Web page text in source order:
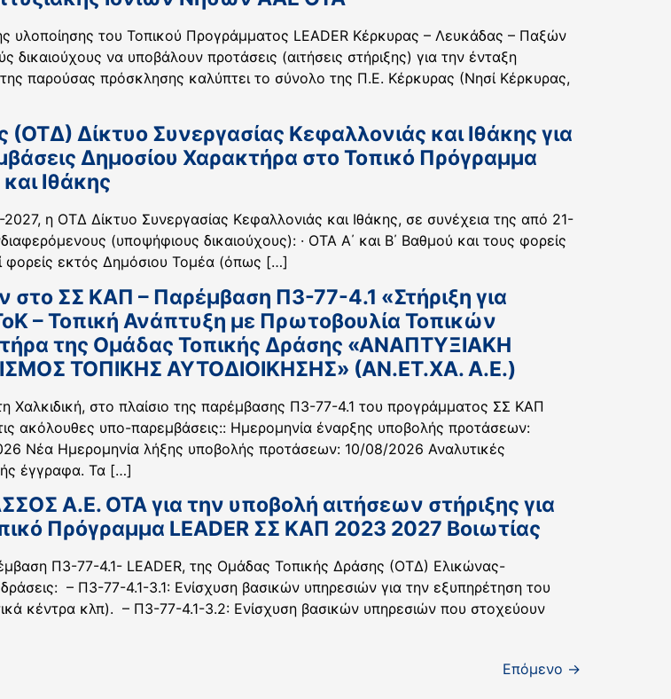
υλοποίησης του Τοπικού Προγράμματος LEADER Κέρκυρας – Λευκάδας – Παξών
να υποβάλουν προτάσεις (αιτήσεις στήριξης) για την ένταξη
παρούσας πρόσκλησης καλύπτει το σύνολο της Π.Ε. Κέρκυρας (Νησί Κέρκυρας,
Δίκτυο Συνεργασίας Κεφαλλονιάς και Ιθάκης για
Δημοσίου Χαρακτήρα στο Τοπικό Πρόγραμμα
Ιθάκης
η ΟΤΔ Δίκτυο Συνεργασίας Κεφαλλονιάς και Ιθάκης, σε συνέχεια της από 21-
(υποψήφιους δικαιούχους): · ΟΤΑ Α΄ και Β΄ Βαθμού και τους φορείς
φορείς εκτός Δημόσιου Τομέα (όπως […]
ΣΣ ΚΑΠ – Παρέμβαση Π3-77-4.1 «Στήριξη για
– Τοπική Ανάπτυξη με Πρωτοβουλία Τοπικών
της Ομάδας Τοπικής Δράσης «ΑΝΑΠΤΥΞΙΑΚΗ
ΤΟΠΙΚΗΣ ΑΥΤΟΔΙΟΙΚΗΣΗΣ» (ΑΝ.ΕΤ.ΧΑ. Α.Ε.)
Χαλκιδική, στο πλαίσιο της παρέμβασης Π3-77-4.1 του προγράμματος ΣΣ ΚΑΠ
ακόλουθες υπο-παρεμβάσεις:: Ημερομηνία έναρξης υποβολής προτάσεων:
Νέα Ημερομηνία λήξης υποβολής προτάσεων: 10/08/2026 Αναλυτικές
έγγραφα. Τα […]
Α.Ε. ΟΤΑ για την υποβολή αιτήσεων στήριξης για
Πρόγραμμα LEADER ΣΣ ΚΑΠ 2023 2027 Βοιωτίας
Π3-77-4.1- LEADER, της Ομάδας Τοπικής Δράσης (ΟΤΔ) Ελικώνας-
– Π3-77-4.1-3.1: Ενίσχυση βασικών υπηρεσιών για την εξυπηρέτηση του
κέντρα κλπ). – Π3-77-4.1-3.2: Ενίσχυση βασικών υπηρεσιών που στοχεύουν
Επόμενο →